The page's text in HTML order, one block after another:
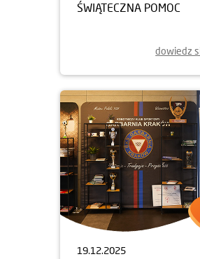
ŚWIĄTECZNA POMOC
dowiedz
19.12.2025